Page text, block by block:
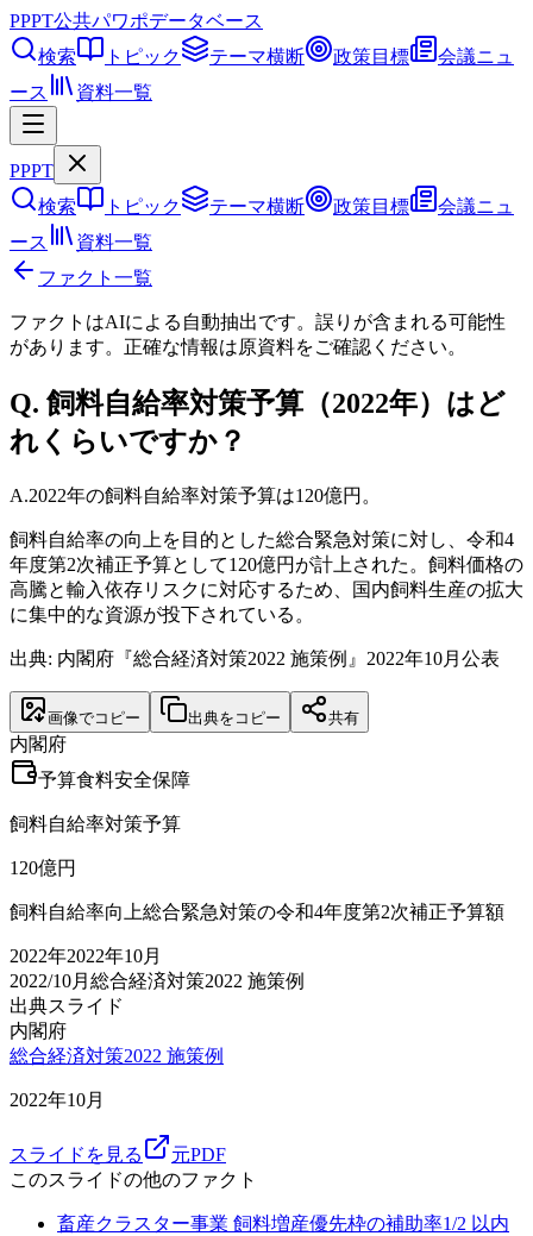
PPPT公共パワポデータベース
検索
トピック テーマ横断 政策目標
会議ニュ
ース
資料一覧
PPPT
検索
トピック テーマ横断 政策目標
会議ニュ
ース
資料一覧
ファクト一覧
ファクトはAIによる自動抽出です。誤りが含まれる可能性
があります。正確な情報は原資料をご確認ください。
Q. 飼料自給率対策予算（2022年）はど
れくらいですか？
A.2022年の飼料自給率対策予算は120億円。
飼料自給率の向上を目的とした総合緊急対策に対し、令和4
年度第2次補正予算として120億円が計上された。飼料価格の
高騰と輸入依存リスクに対応するため、国内飼料生産の拡大
に集中的な資源が投下されている。
出典: 内閣府『総合経済対策2022 施策例』2022年10月公表
画像でコピー 出典をコピー 共有
内閣府
予算食料安全保障
飼料自給率対策予算
120億円
飼料自給率向上総合緊急対策の令和4年度第2次補正予算額
2022年2022年10月
2022/10月 総合経済対策2022 施策例
出典スライド
内閣府
総合経済対策2022 施策例
2022年10月
スライドを見る
元PDF
このスライドの他のファクト
畜産クラスター事業 飼料増産優先枠の補助率1/2 以内